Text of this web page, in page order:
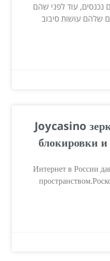
נכנסים, עוד לפני שהם
שלהם עושות סיבוב
Joycasino
блокировки и
Интернет в России